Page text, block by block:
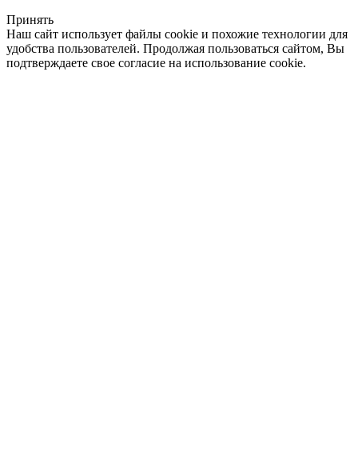
Принять
Наш сайт использует файлы cookie и похожие технологии для
удобства пользователей. Продолжая пользоваться сайтом, Вы
подтверждаете свое согласие на использование cookie.